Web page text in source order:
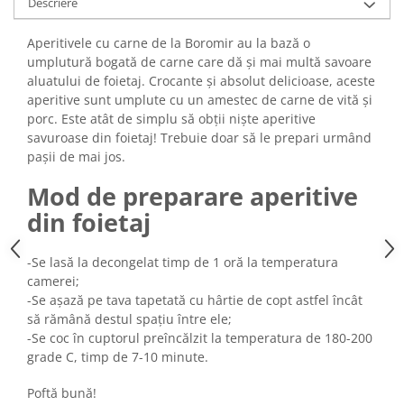
Turta dulce
Turta dulce de Sibiu
Turta dulce cu miere
Croissant
Croissant Duofino
Croissant cu maia
Boromele
Cornulete fragede
Pasca
Pasca Fresh
Cereale
Paine
Paine ambalata
Aperitivele cu carne de la Boromir au la bază o
umplutură bogată de carne care dă și mai multă savoare
aluatului de foietaj. Crocante și absolut delicioase, aceste
aperitive sunt umplute cu un amestec de carne de vită și
porc. Este atât de simplu să obții niște aperitive
savuroase din foietaj! Trebuie doar să le prepari urmând
pașii de mai jos.
Mod de preparare aperitive
din foietaj
-Se lasă la decongelat timp de 1 oră la temperatura
camerei;
-Se așază pe tava tapetată cu hârtie de copt astfel încât
să rămână destul spațiu între ele;
-Se coc în cuptorul preîncălzit la temperatura de 180-200
grade C, timp de 7-10 minute.
Poftă bună!